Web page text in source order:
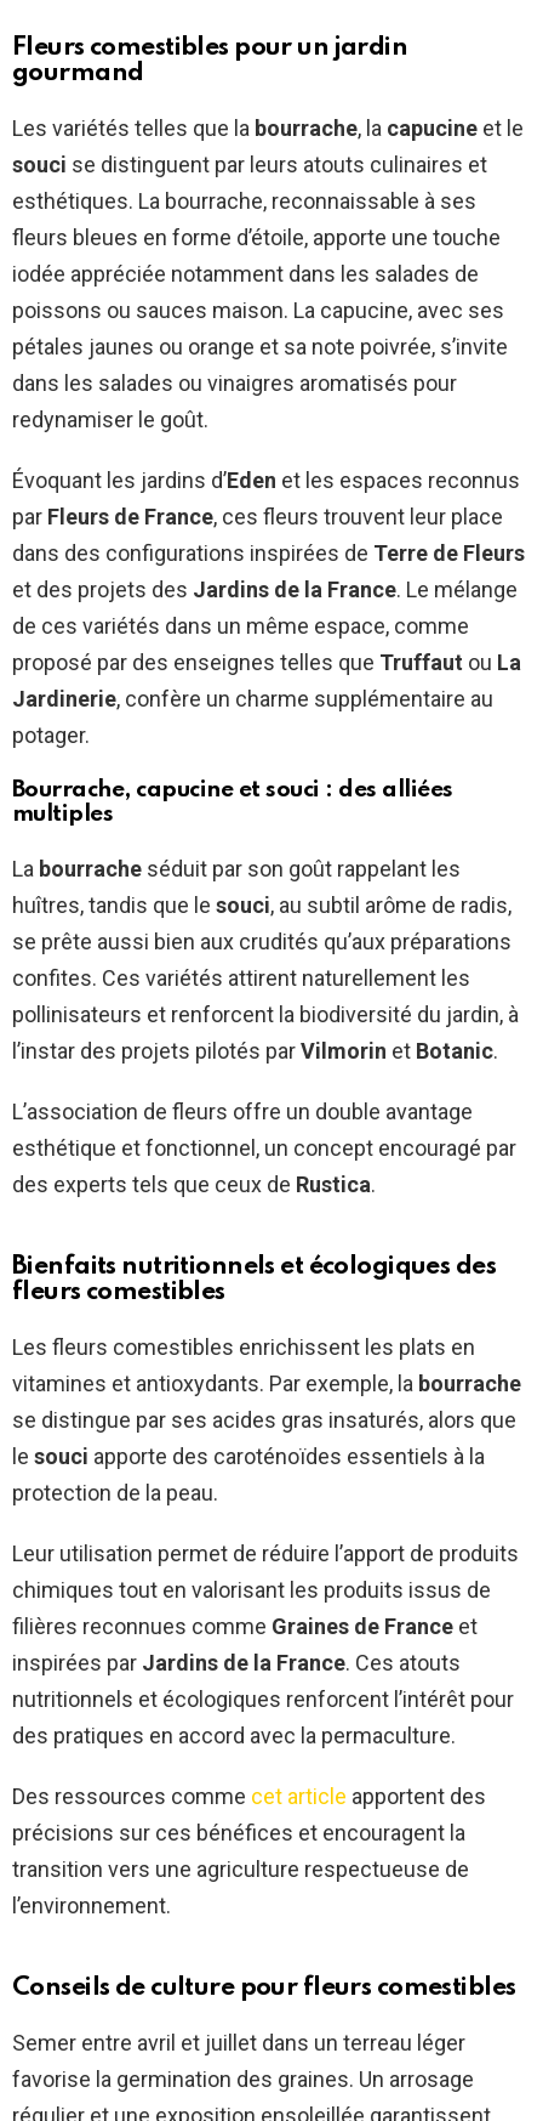
Fleurs comestibles pour un jardin
gourmand
Les variétés telles que la bourrache, la capucine et le
souci se distinguent par leurs atouts culinaires et
esthétiques. La bourrache, reconnaissable à ses
fleurs bleues en forme d’étoile, apporte une touche
iodée appréciée notamment dans les salades de
poissons ou sauces maison. La capucine, avec ses
pétales jaunes ou orange et sa note poivrée, s’invite
dans les salades ou vinaigres aromatisés pour
redynamiser le goût.
Évoquant les jardins d’Eden et les espaces reconnus
par Fleurs de France, ces fleurs trouvent leur place
dans des configurations inspirées de Terre de Fleurs
et des projets des Jardins de la France. Le mélange
de ces variétés dans un même espace, comme
proposé par des enseignes telles que Truffaut ou La
Jardinerie, confère un charme supplémentaire au
potager.
Bourrache, capucine et souci : des alliées
multiples
La bourrache séduit par son goût rappelant les
huîtres, tandis que le souci, au subtil arôme de radis,
se prête aussi bien aux crudités qu’aux préparations
confites. Ces variétés attirent naturellement les
pollinisateurs et renforcent la biodiversité du jardin, à
l’instar des projets pilotés parVilmorin et Botanic.
L’association de fleurs offre un double avantage
esthétique et fonctionnel, un concept encouragé par
des experts tels que ceux de Rustica.
Bienfaits nutritionnels et écologiques des
fleurs comestibles
Les fleurs comestibles enrichissent les plats en
vitamines et antioxydants. Par exemple, la bourrache
se distingue par ses acides gras insaturés, alors que
le souci apporte des caroténoïdes essentiels à la
protection de la peau.
Leur utilisation permet de réduire l’apport de produits
chimiques tout en valorisant les produits issus de
filières reconnues comme Graines de France et
inspirées par Jardins de la France. Ces atouts
nutritionnels et écologiques renforcent l’intérêt pour
des pratiques en accord avec la permaculture.
Des ressources comme cet article apportent des
précisions sur ces bénéfices et encouragent la
transition vers une agriculture respectueuse de
l’environnement.
Conseils de culture pour fleurs comestibles
Semer entre avril et juillet dans un terreau léger
favorise la germination des graines. Un arrosage
régulier et une exposition ensoleillée garantissent